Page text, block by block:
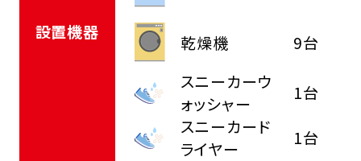
設置機器 乾燥機
9台
スニーカーウ
ォッシャー
1台
スニーカード
ライヤー
1台